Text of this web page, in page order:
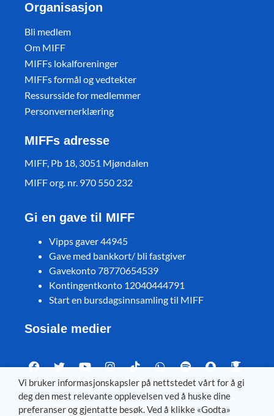
Organisasjon
Bli medlem
Om MIFF
MIFFs lokalforeninger
MIFFs formål og vedtekter
Ressursside for medlemmer
Personvernerklæring
MIFFs adresse
MIFF, Pb 18, 3051 Mjøndalen
MIFF org. nr. 970 550 232
Gi en gave til MIFF
Vipps gaver 44945
Gave med bankkort/ bli fastgiver
Gavekonto 78770654539
Kontingentkonto 12040444791
Start en bursdagsinnsamling til MIFF
Sosiale medier
Visit MIFF in other languages
Vi bruker informasjonskapsler på nettstedet vårt for å gi
deg den mest relevante opplevelsen ved å huske dine
preferanser og gjentatte besøk. Ved å klikke «Godta»